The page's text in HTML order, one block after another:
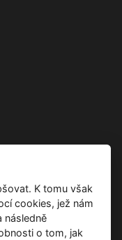
K tomu však
cookies, jež nám
následně
o tom, jak